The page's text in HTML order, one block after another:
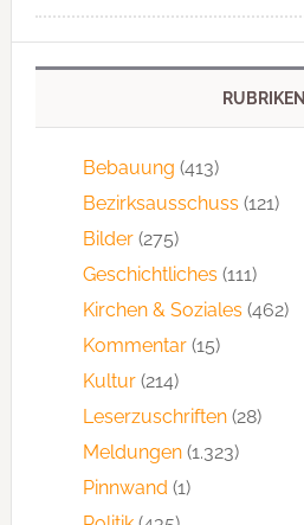
RUBRIKEN
Bebauung (413)
Bezirksausschuss (121)
Bilder(275)
Geschichtliches (111)
Kirchen & Soziales (462)
Kommentar(15)
Kultur(214)
Leserzuschriften(28)
Meldungen(1.323)
Pinnwand (1)